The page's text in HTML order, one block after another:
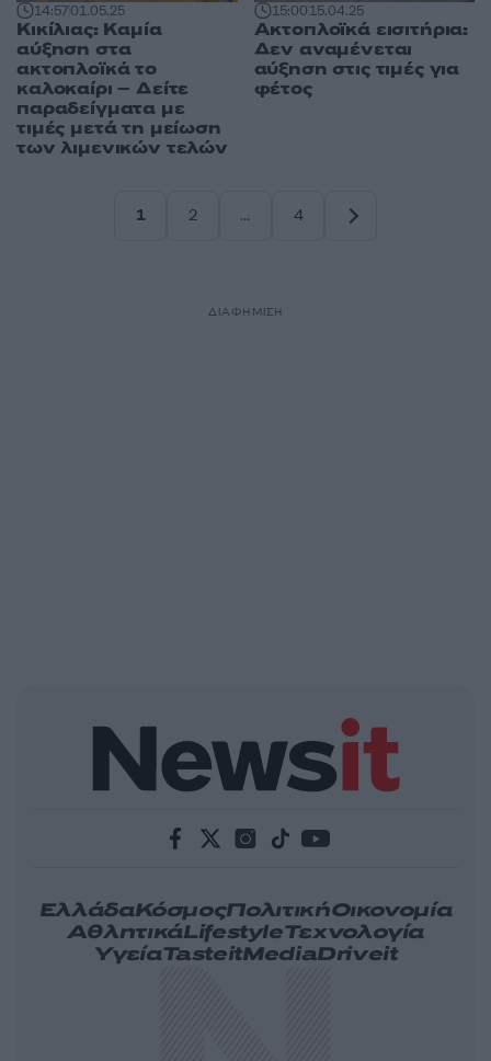
14:5701.05.25
Κικίλιας: Καμία
αύξηση στα
ακτοπλοϊκά το
καλοκαίρι – Δείτε
παραδείγματα με
τιμές μετά τη μείωση
των λιμενικών τελών
15:0015.04.25
Ακτοπλοϊκά εισιτήρια:
Δεν αναμένεται
αύξηση στις τιμές για
φέτος
1
2
…
4
ΔΙΑΦΗΜΙΣΗ
ΕλλάδαΚόσμοςΠολιτικήΟικονομία
ΑθλητικάLifestyleΤεχνολογία
ΥγείαTasteitMediaDriveit